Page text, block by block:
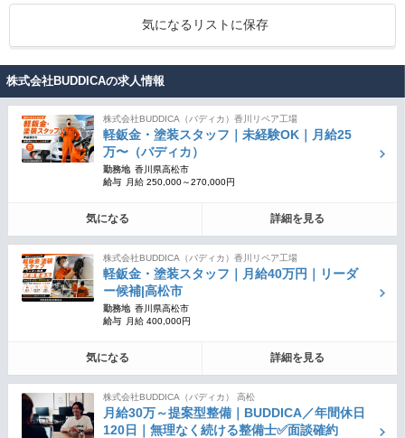
気になるリストに保存
株式会社BUDDICAの求人情報
株式会社BUDDICA（バディカ）香川リペア工場
軽鈑金・塗装スタッフ｜未経験OK｜月給25
万〜（バディカ）
勤務地 香川県高松市
給与
月給 250,000～270,000円
気になる 詳細を見る
株式会社BUDDICA（バディカ）香川リペア工場
軽鈑金・塗装スタッフ｜月給40万円｜リーダ
ー候補|高松市
勤務地 香川県高松市
給与
月給 400,000円
気になる 詳細を見る
株式会社BUDDICA（バディカ） 高松
月給30万～提案型整備｜BUDDICA／年間休日
120日｜無理なく続ける整備士✅面談確約